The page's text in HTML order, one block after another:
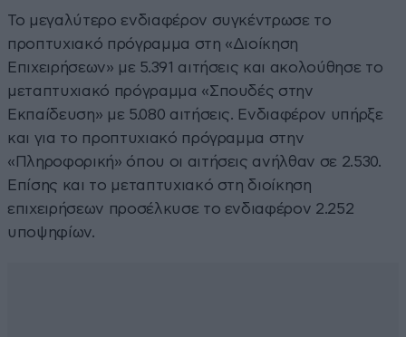
Το μεγαλύτερο ενδιαφέρον συγκέντρωσε το
προπτυχιακό πρόγραμμα στη «Διοίκηση
Επιχειρήσεων» με 5.391 αιτήσεις και ακολούθησε το
μεταπτυχιακό πρόγραμμα «Σπουδές στην
Εκπαίδευση» με 5.080 αιτήσεις. Ενδιαφέρον υπήρξε
και για το προπτυχιακό πρόγραμμα στην
«Πληροφορική» όπου οι αιτήσεις ανήλθαν σε 2.530.
Επίσης και το μεταπτυχιακό στη διοίκηση
επιχειρήσεων προσέλκυσε το ενδιαφέρον 2.252
υποψηφίων.